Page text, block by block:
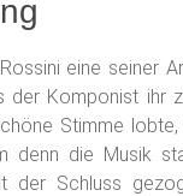
eine seiner
der Komponist ihr
Stimme
denn die Musik
der Schluss